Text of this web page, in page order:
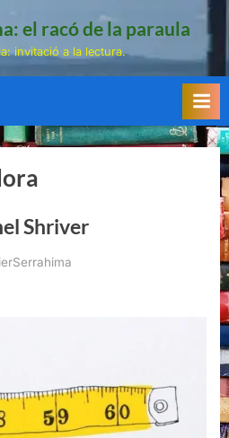
el racó de la paraula
invitació a la lectura.
Shriver